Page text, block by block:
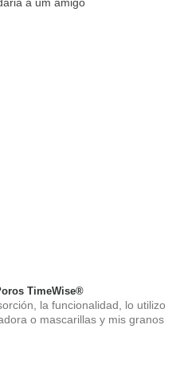
TimeWise®
la funcionalidad, lo utilizo
o mascarillas y mis granos